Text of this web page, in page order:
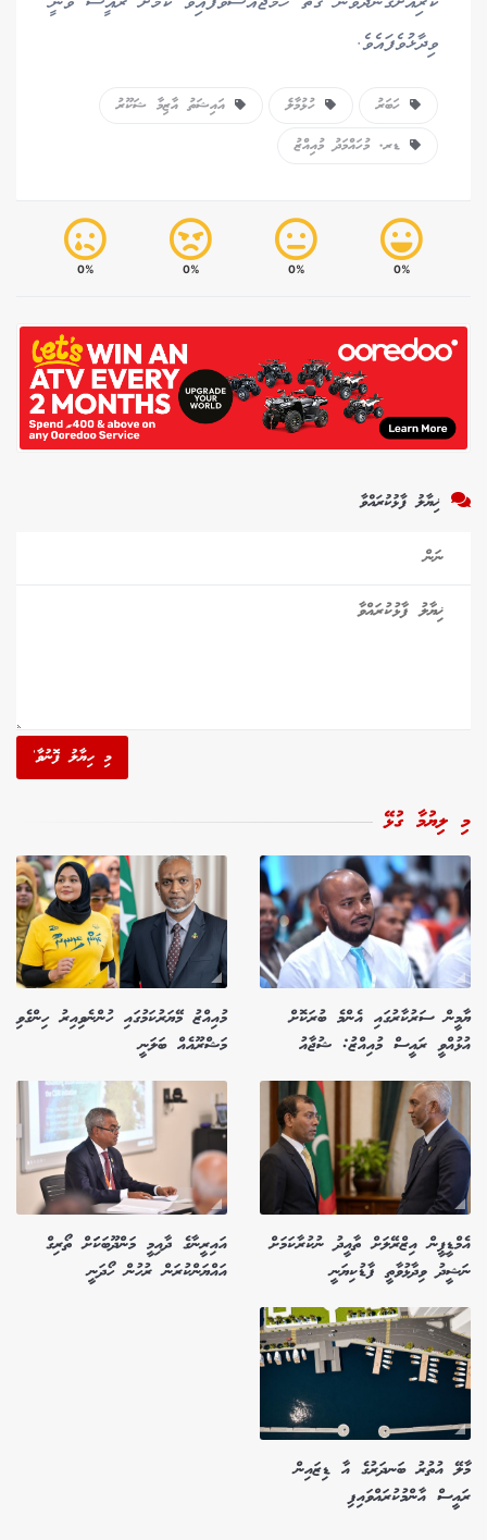
ވިދާޅުވެފައެވެ.
ހަބަރު ހުޅުމާލެ
އައިޝަތު އާޒިމާ ޝަކޫރު
ޑރ. މުހައްމަދު މުއިއްޒު
0%
0%
0%
0%
ޚިޔާލު ފާޅުކުރައްވާ
މި ހިޔާލު ފޮނުވާ'
މި ލިޔުމާ ގުޅޭ
ޔާމީން ސަރުކާރުގައި އެންމެ ބުރަކޮށް
އުޅުއްވީ ރައީސް މުއިއްޒު: ޝުޖާއު
މުއިއްޒު މޭޔަރުކަމުގައި ހުންނެވިއިރު ހިންގެވި
މަޝްރޫއެއް ބަލަނީ
އެމްޑީޕީން އިޒްރޭލަށް ތާއީދު ނުކުރާކަމަށް
ނަޝީދު ވިދާޅުވާތީ ފާޑުކިޔަނީ
އައިރީނާގެ ދާއިމީ މަންދޫބަކަަށް ތޯރިގް
އައްޔަންކުރަން ރުހުން ހޯދަނީ
މާލޭ އުތުރު ބަނދަރުގެ އާ ޑިޒައިން
ރައީސް އާންމުކުރައްވައިފި